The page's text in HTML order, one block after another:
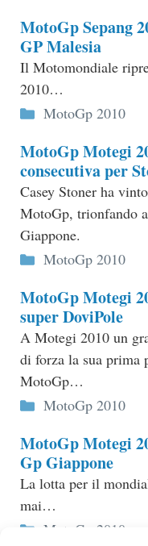
MotoGp Sepang
GP Malesia
Il Motomondiale
2010…
Categorie
MotoGp 2010
MotoGp Motegi
consecutiva per
Casey Stoner ha
MotoGp, trionfando
Giappone.
Categorie
MotoGp 2010
MotoGp Motegi
super DoviPole
A Motegi 2010 un
di forza la sua prima
MotoGp…
Categorie
MotoGp 2010
MotoGp Motegi
Gp Giappone
La lotta per il
mai…
Categorie
MotoGp 2010